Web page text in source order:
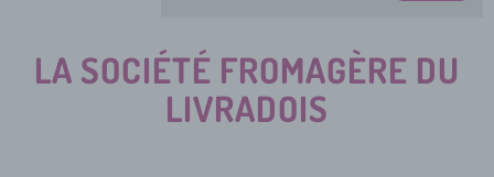
LA SOCIÉTÉ FROMAGÈRE DU
LIVRADOIS